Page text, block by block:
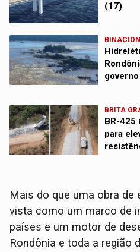
(17)
BRITA
BR-425
para
Mais do que uma obra de
vista como um marco de
países e um motor de
Rondônia e toda a região